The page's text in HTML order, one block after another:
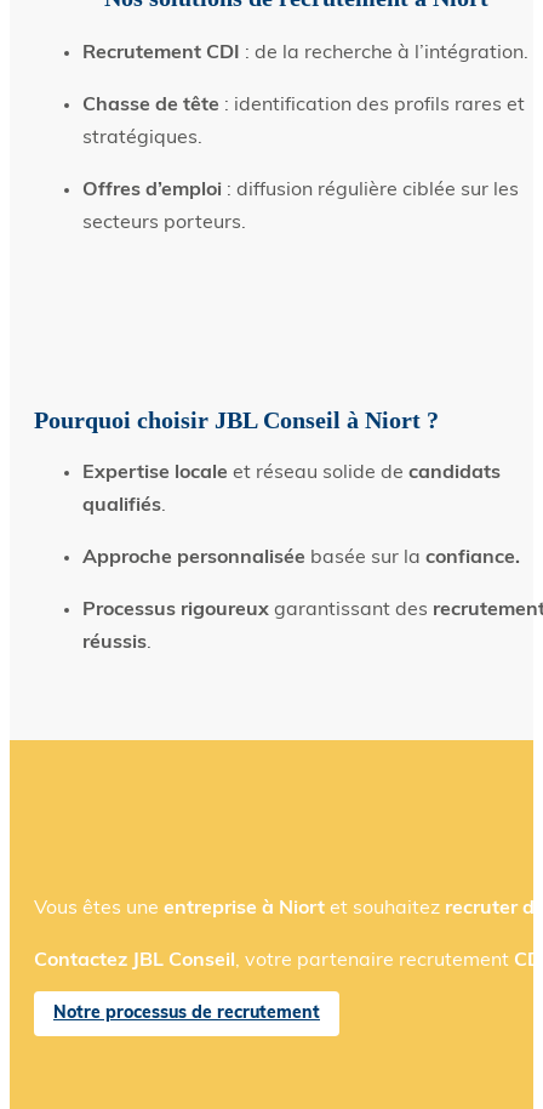
Recrutement CDI : de la recherche à l’intégration.
Chasse de tête : identification des profils rares et
stratégiques.
Offres d’emploi : diffusion régulière ciblée sur les
secteurs porteurs.
Pourquoi choisir JBL Conseil à Niort ?
Expertise locale et réseau solide de candidats
qualifiés.
Approche personnalisée basée sur la confiance.
Processus rigoureux garantissant des
réussis.
Vous êtes une entreprise à Niort et souhaitez recruter
Contactez JBL Conseil , votre partenaire recrutement
Notre processus de recrutement